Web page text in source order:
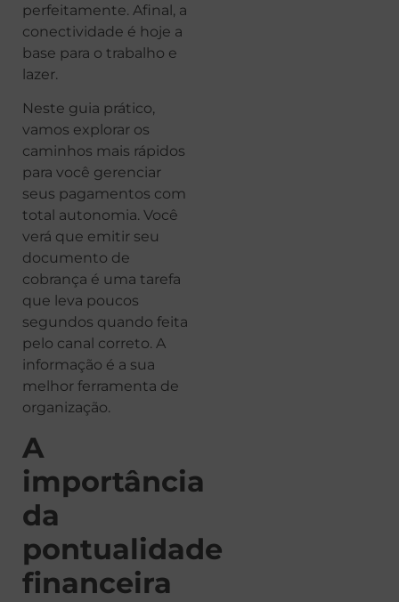
perfeitamente. Afinal, a
conectividade é hoje a
base para o trabalho e
lazer.
Neste guia prático,
vamos explorar os
caminhos mais rápidos
para você gerenciar
seus pagamentos com
total autonomia. Você
verá que emitir seu
documento de
cobrança é uma tarefa
que leva poucos
segundos quando feita
pelo canal correto. A
informação é a sua
melhor ferramenta de
organização.
A
importância
da
pontualidade
financeira